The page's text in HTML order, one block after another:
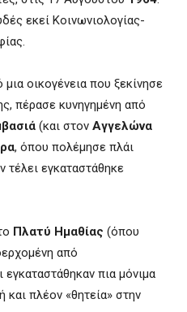
εκεί Κοινωνιολογίας-
οικογένεια που ξεκίνησε
πέρασε κυνηγημένη από
(και στον Αγγελώνα
, όπου πολέμησε πλάι
τέλει εγκαταστάθηκε
Πλατύ Ημαθίας (όπου
από
πια μόνιμα
και πλέον «θητεία» στην